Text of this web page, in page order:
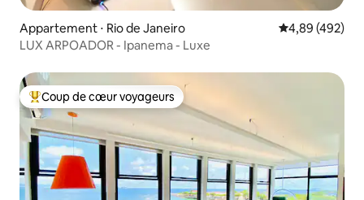
Appartement ⋅ Rio de Janeiro Évaluation
4,89 (492)
LUX ARPOADOR - Ipanema - Luxe
Coups de cœur voyageurs les plus appréciés
Coup de cœur voyageurs